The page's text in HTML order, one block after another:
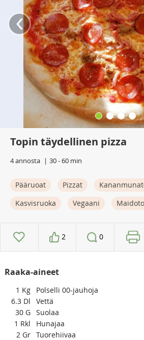
‹
Topin täydellinen pizza
4 annosta 30 - 60 min
Pääruoat Pizzat
Kasvisruoka
Vegaani
2 0
Raaka-aineet
1 Kg
Polselli 00-jauhoja
6.3 Dl
Vettä
30 G Suolaa
1 Rkl
Hunajaa
2 Gr Tuorehiivaa